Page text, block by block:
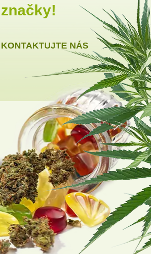
značky!
KONTAKTUJTE NÁS